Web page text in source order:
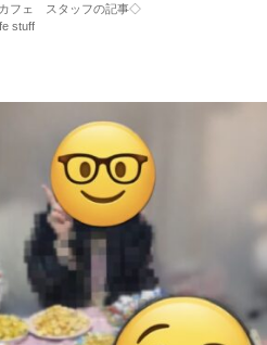
フェ スタッフの記事◇
stuff